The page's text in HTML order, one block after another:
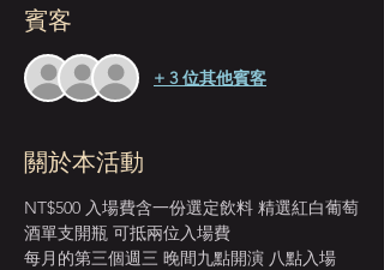
賓客
+ 3 位其他賓客
關於本活動
NT$500 入場費含一份選定飲料 精選紅白葡萄
酒單支開瓶 可抵兩位入場費
每月的第三個週三 晚間九點開演 八點入場